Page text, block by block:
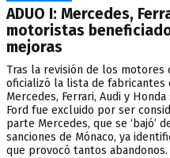
ADUO I: Mercedes,
motoristas
mejoras
Tras la revisión de los motores
oficializó la lista de fabricantes
Mercedes, Ferrari, Audi y
Ford fue excluido por ser
parte Mercedes, que se ‘bajó’
sanciones de Mónaco, ya
que provocó tantos abandonos.